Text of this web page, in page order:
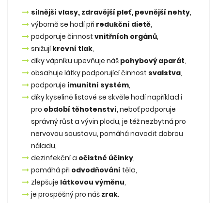
silnější vlasy, zdravější pleť, pevnější nehty,
výborně se hodí při redukční dietě,
podporuje činnostvnitřních orgánů,
snižujíkrevní tlak,
díky vápníku upevňuje náš pohybový aparát,
obsahuje látky podporující činnost svalstva,
podporuje imunitní systém,
díky kyselině listové se skvěle hodí například i
pro období těhotenství, neboť podporuje
správný růst a vývin plodu, je též nezbytná pro
nervovou soustavu, pomáhá navodit dobrou
náladu,
dezinfekční a očistné účinky,
pomáhá při odvodňování těla,
zlepšuje látkovou výměnu,
je prospěšný pro náš zrak.